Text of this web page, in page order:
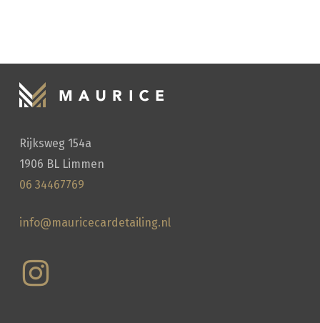
Rijksweg 154a
1906 BL Limmen
06 34467769
info@mauricecardetailing.nl